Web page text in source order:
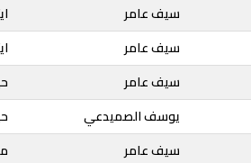
سيف عامر
سيف عامر
سيف عامر
يوسف الصميدعي
سيف عامر